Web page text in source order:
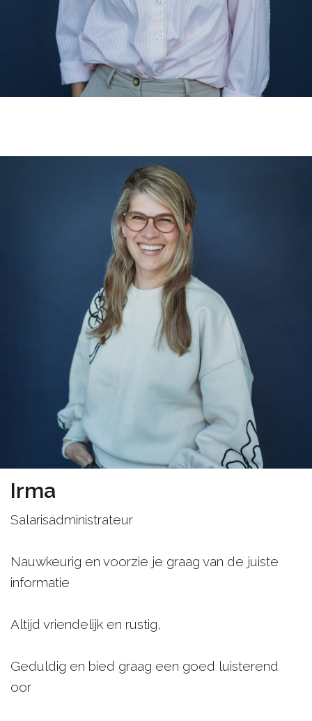
Irma
Salarisadministrateur
Nauwkeurig en voorzie je graag van de juiste
informatie
Altijd vriendelijk en rustig,
Geduldig en bied graag een goed luisterend
oor